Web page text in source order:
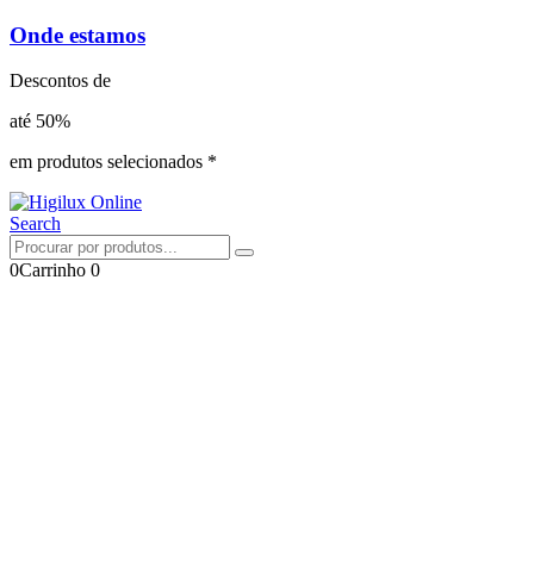
Onde estamos
Descontos de
até 50%
em produtos selecionados *
Search
0Carrinho 0